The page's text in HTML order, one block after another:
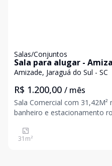
Salas/Conjuntos
Sala para alugar - Amizade - Jaraguá do
Sul/SC
Amizade, Jaraguá do Sul - SC
R$ 1.200,00 / mês
Sala Comercial com 31,42M²
banheiro e estacionamento
31 m²